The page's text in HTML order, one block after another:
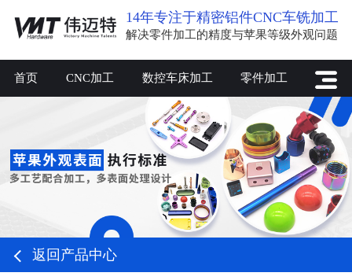
14年专注于精密铝件CNC车铣加工
解决零件加工的精度与苹果等级外观问题
首页 CNC加工 数控车床加工 零件加工
返回产品中心